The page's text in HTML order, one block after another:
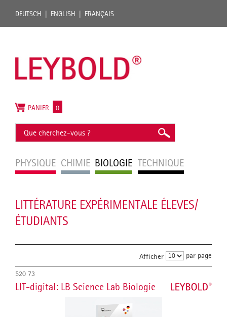
DEUTSCH ENGLISH FRANÇAIS
PHYSIQUE CHIMIE BIOLOGIE TECHNIQUE
PANIER 0
LITTÉRATURE EXPÉRIMENTALE ÉLEVES/
ÉTUDIANTS
Afficher par page
520 73
LIT-digital: LB Science Lab Biologie